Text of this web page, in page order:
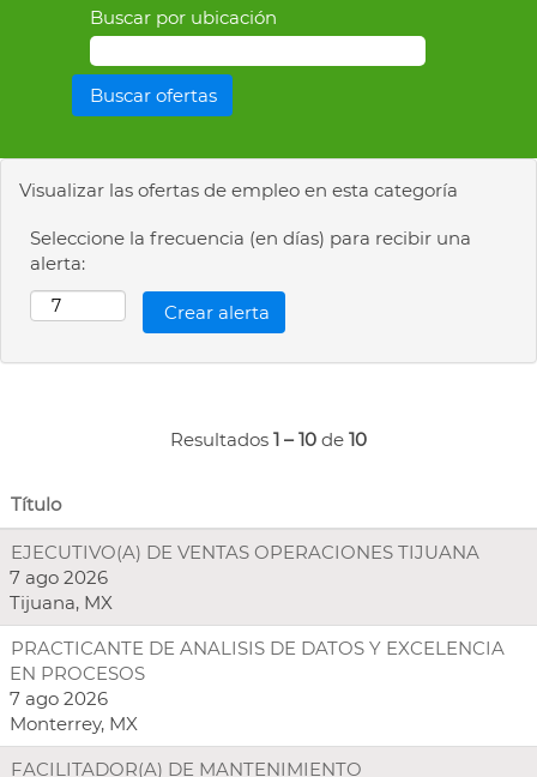
Buscar por ubicación
Visualizar las ofertas de empleo en esta categoría
Seleccione la frecuencia (en días) para recibir una
alerta:
Resultados 1 – 10 de 10
Título
EJECUTIVO(A) DE VENTAS OPERACIONES TIJUANA
7 ago 2026
Tijuana, MX
PRACTICANTE DE ANALISIS DE DATOS Y EXCELENCIA
EN PROCESOS
7 ago 2026
Monterrey, MX
FACILITADOR(A) DE MANTENIMIENTO